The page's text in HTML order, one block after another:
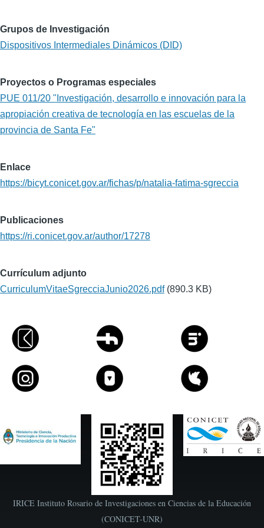
Grupos de Investigación
Dispositivos Intermediales Dinámicos (DID)
Proyectos o Programas especiales
PUE 011/20 "Investigación, desarrollo e innovación para la
apropiación creativa de tecnología en las escuelas de la
provincia de Santa Fe"
Enlace
https://bicyt.conicet.gov.ar/fichas/p/natalia-fatima-sgreccia
Publicaciones
https://ri.conicet.gov.ar/author/17278
Currículum adjunto
CurriculumVitaeSgrecciaJunio2026.pdf (890.3 KB)
IRICE Instituto Rosario de Investigaciones en Ciencias de la Educación
(CONICET-UNR)